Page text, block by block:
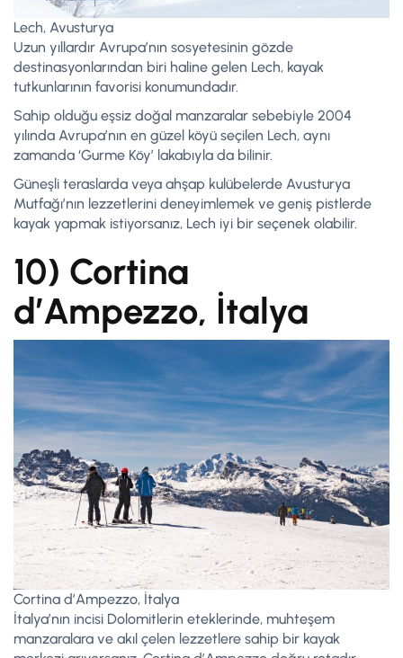
Lech, Avusturya
Uzun yıllardır Avrupa’nın sosyetesinin gözde
destinasyonlarından biri haline gelen Lech, kayak
tutkunlarının favorisi konumundadır.
Sahip olduğu eşsiz doğal manzaralar sebebiyle 2004
yılında Avrupa’nın en güzel köyü seçilen Lech, aynı
zamanda ‘Gurme Köy’ lakabıyla da bilinir.
Güneşli teraslarda veya ahşap kulübelerde Avusturya
Mutfağı’nın lezzetlerini deneyimlemek ve geniş pistlerde
kayak yapmak istiyorsanız, Lech iyi bir seçenek olabilir.
10) Cortina
d’Ampezzo, İtalya
Cortina d’Ampezzo, İtalya
İtalya’nın incisi Dolomitlerin eteklerinde, muhteşem
manzaralara ve akıl çelen lezzetlere sahip bir kayak